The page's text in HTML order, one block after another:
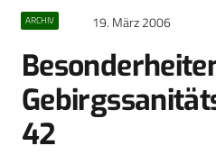
ARCHIV 19. März 2006
42